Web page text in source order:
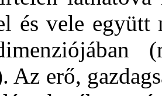
és vele együtt
Az erő,